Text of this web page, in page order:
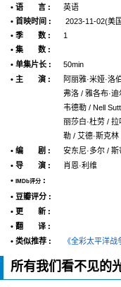
• 语 言 :
英语
• 首映时间 :
2023-11-02(美
• 季 数 :
1
• 集 数 :
• 单集片长 :
50min
• 主 演 :
阿丽雅·米娅·洛
弗洛 / 雅各布·
韦德勒 / Nell
丽莎白·杜劳 / 拉
勒 / 艾德·斯克林
• 编 剧 :
安东尼·多尔 / 斯
• 导 演 :
肖恩·利维
•
IMDb评分 :
• 豆瓣评分 :
• 更 新 :
• 翻 译 :
• 类似推荐 :
《全彩太平洋战
所有我们看不见的